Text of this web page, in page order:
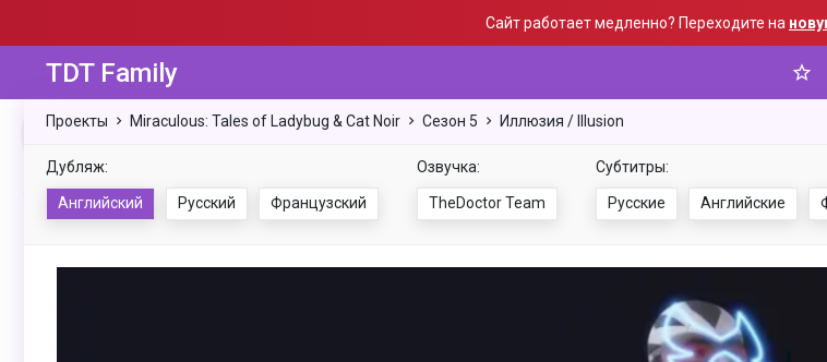
Сайт работает медленно? Переходите на
TDT Family
Проекты Miraculous: Tales of Ladybug & Cat Noir Сезон 5 Иллюзия / Illusion
Дубляж:
Английский Русский Французский
Озвучка:
TheDoctor Team
Субтитры:
Русские Английские